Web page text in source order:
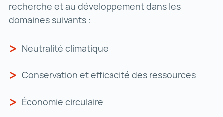
recherche et au développement dans les
domaines suivants :
Neutralité climatique
Conservation et efficacité des ressources
Économie circulaire